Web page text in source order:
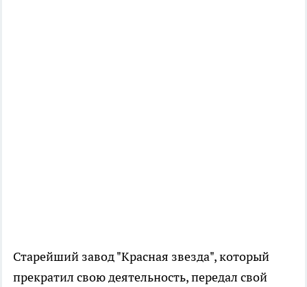
Старейший завод "Красная звезда", который
прекратил свою деятельность, передал свой